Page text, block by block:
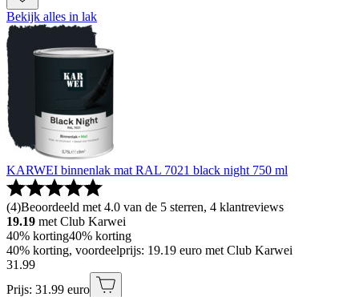
Bekijk alles in lak
KARWEI binnenlak mat RAL 7021 black night 750 ml
(4)Beoordeeld met 4.0 van de 5 sterren, 4 klantreviews
19.19 met Club Karwei
40% korting40% korting
40% korting, voordeelprijs: 19.19 euro met Club Karwei
31 .99
Prijs: 31.99 euro